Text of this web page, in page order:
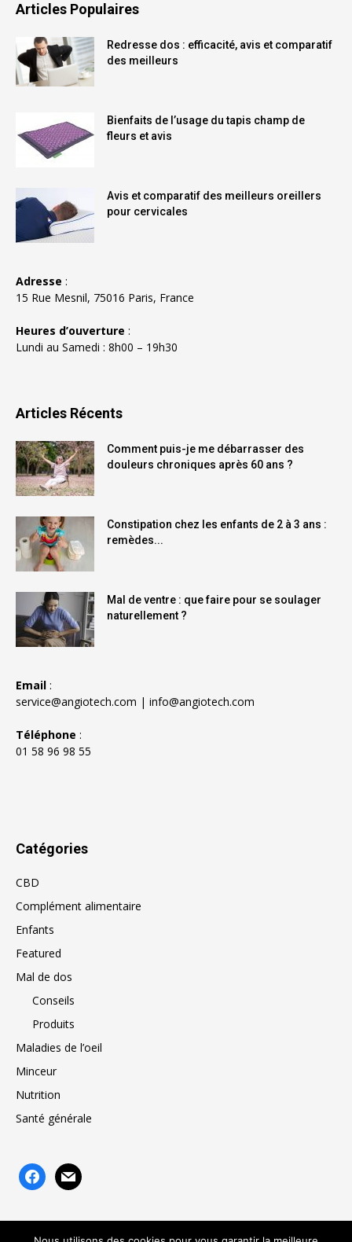
Articles Populaires
Redresse dos : efficacité, avis et comparatif
des meilleurs
Bienfaits de l’usage du tapis champ de
fleurs et avis
Avis et comparatif des meilleurs oreillers
pour cervicales
Adresse :
15 Rue Mesnil, 75016 Paris, France
Heures d’ouverture :
Lundi au Samedi : 8h00 – 19h30
Articles Récents
Comment puis-je me débarrasser des
douleurs chroniques après 60 ans ?
Constipation chez les enfants de 2 à 3 ans :
remèdes...
Mal de ventre : que faire pour se soulager
naturellement ?
Email :
service@angiotech.com | info@angiotech.com
Téléphone :
01 58 96 98 55
Catégories
CBD
Complément alimentaire
Enfants
Featured
Mal de dos
Conseils
Produits
Maladies de l’oeil
Minceur
Nutrition
Santé générale
facebookmail